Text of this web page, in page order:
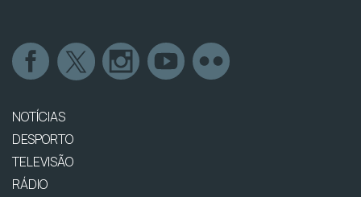
NOTÍCIAS
DESPORTO
TELEVISÃO
RÁDIO